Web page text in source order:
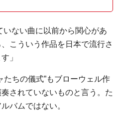
いない曲に以前から関心があ
こういう作品を日本で流行さ
」
ちの儀式”もブローウェル作
されていないものと言う。た
バムではない。